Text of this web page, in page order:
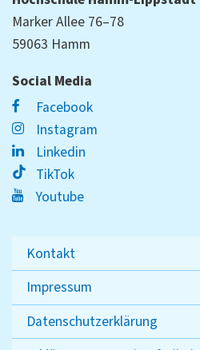
Marker Allee 76–78
59063 Hamm
Social Media
Facebook
Instagram
Linkedin
TikTok
Youtube
Kontakt
Impressum
Datenschutzerklärung